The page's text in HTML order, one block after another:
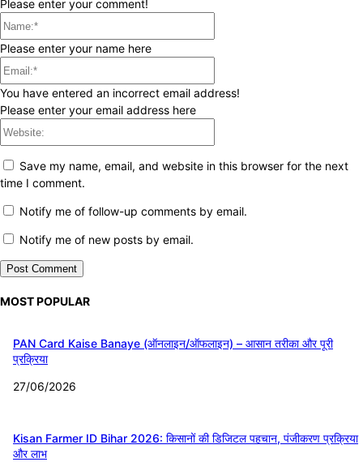
Please enter your comment!
Please enter your name here
You have entered an incorrect email address!
Please enter your email address here
Save my name, email, and website in this browser for the next
time I comment.
Notify me of follow-up comments by email.
Notify me of new posts by email.
MOST POPULAR
PAN Card Kaise Banaye (ऑनलाइन/ऑफलाइन) – आसान तरीका और पूरी
प्रक्रिया
27/06/2026
Kisan Farmer ID Bihar 2026: किसानों की डिजिटल पहचान, पंजीकरण प्रक्रिया
और लाभ